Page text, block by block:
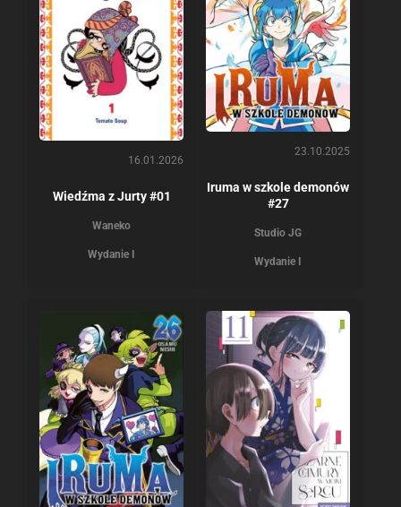
16.01.2026
Wiedźma z Jurty #01
Waneko
Wydanie I
23.10.2025
Iruma w szkole demonów
#27
Studio JG
Wydanie I